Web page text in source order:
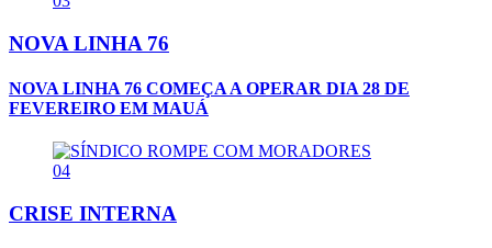
NOVA LINHA 76
NOVA LINHA 76 COMEÇA A OPERAR DIA 28 DE
FEVEREIRO EM MAUÁ
04
CRISE INTERNA